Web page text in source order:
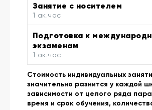
Занятие с носителем
1 ак.час
Подготовка к
экзаменам
1 ак.час
Стоимость индивидуальных
значительно разнится у каждой
зависимости от целого ряда
время и срок обучения,